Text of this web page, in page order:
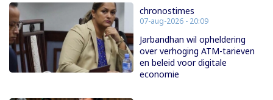
chronostimes
07-aug-2026 - 20:09
Jarbandhan wil opheldering
over verhoging ATM-tarieven
en beleid voor digitale
economie